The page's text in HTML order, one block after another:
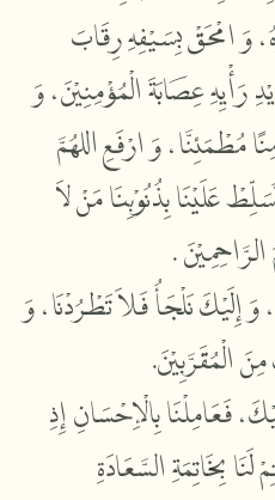
وَ امْحَقْبِسَيْفِهِرِقَابَ
رَأْيِهِعِصَابَةَالْمُؤْمِنِيْنَ،وَ
مُطْمَئِنَّا،وَ ارْفَعِاللهُمَّ
عَلَيْنَابِذُنُوْبِنَامَنْلاَ
الرَّاحِمِيْنَ.
وَإِلَيْكَنَلْجَأُفَلاَتَطْرُدْنَا،وَ
مِنَالْمُقَرَّبِيْنَ.
فَعَامِلْنَابِالْإِحْسَانِإِذِ
لَنَا بِخَاتِمَةِالسَّعَادَةِ